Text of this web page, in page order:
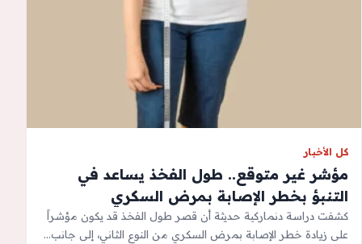
كل الأخبار
مؤشر غير متوقع.. طول الفخذ يساعد في
التنبؤ بخطر الإصابة بمرض السكري
كشفت دراسة دنماركية حديثة أن قصر طول الفخذ قد يكون مؤشراً
على زيادة خطر الإصابة بمرض السكري من النوع الثاني، إلى جانب…